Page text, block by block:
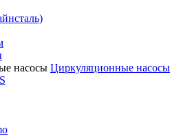
Циркуляционные насосы